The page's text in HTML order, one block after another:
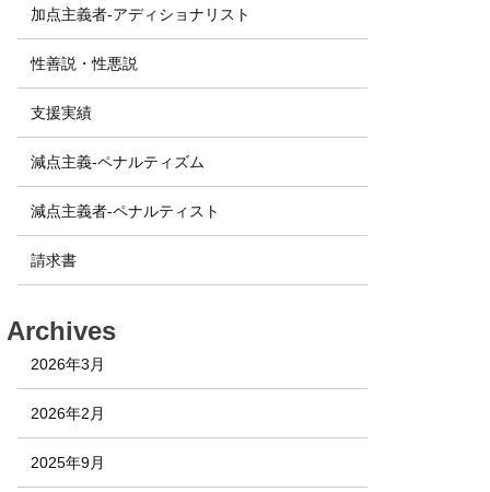
加点主義者-アディショナリスト
性善説・性悪説
支援実績
減点主義-ペナルティズム
減点主義者-ペナルティスト
請求書
Archives
2026年3月
2026年2月
2025年9月